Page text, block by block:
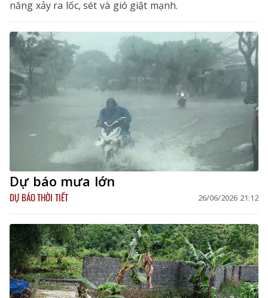
năng xảy ra lốc, sét và gió giật mạnh.
Dự báo mưa lớn
DỰ BÁO THỜI TIẾT 26/06/2026 21:12